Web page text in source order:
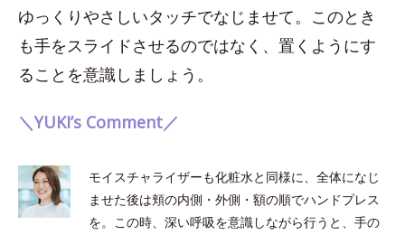
ゆっくりやさしいタッチでなじませて。このとき
も手をスライドさせるのではなく、置くようにす
ることを意識しましょう。
＼YUKI’s Comment／
モイスチャライザーも化粧水と同様に、全体になじ
ませた後は頬の内側・外側・額の順でハンドプレス
を。この時、深い呼吸を意識しながら行うと、手の